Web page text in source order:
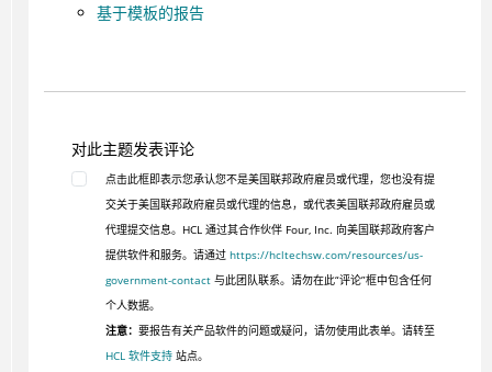
基于模板的报告
对此主题发表评论
点击此框即表示您承认您不是美国联邦政府雇员或代理，您也没有提
交关于美国联邦政府雇员或代理的信息，或代表美国联邦政府雇员或
代理提交信息。HCL 通过其合作伙伴 Four, Inc. 向美国联邦政府客户
提供软件和服务。请通过 https://hcltechsw.com/resources/us-
government-contact与此团队联系。请勿在此“评论”框中包含任何
个人数据。
注意： 要报告有关产品软件的问题或疑问，请勿使用此表单。请转至
HCL 软件支持站点。